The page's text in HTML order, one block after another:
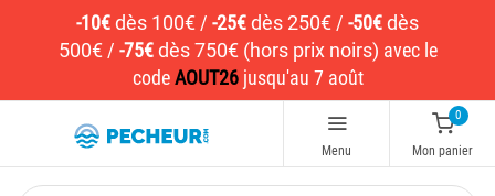
-10€dès 100€ / -25€dès 250€ / -50€dès
500€/ -75€ dès 750€ (hors prix noirs) avec le
codeAOUT26jusqu'au 7 août
Menu
0
Mon panier